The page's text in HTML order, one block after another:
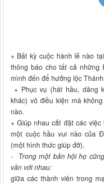
+ Bất kỳ cuộc hành lễ nào
thông báo cho tất cả
mình đến để hưởng lộc Thánh
+ Phục vụ (hát hầu, dâng
khác) vô điều kiện mà
nào.
+ Giúp nhau cắt đặt các
một cuộc hầu vui nào của
(một hình thức giúp đỡ).
- Trong một bản hội họ
văn với nhau:
giữa các thành viên trong